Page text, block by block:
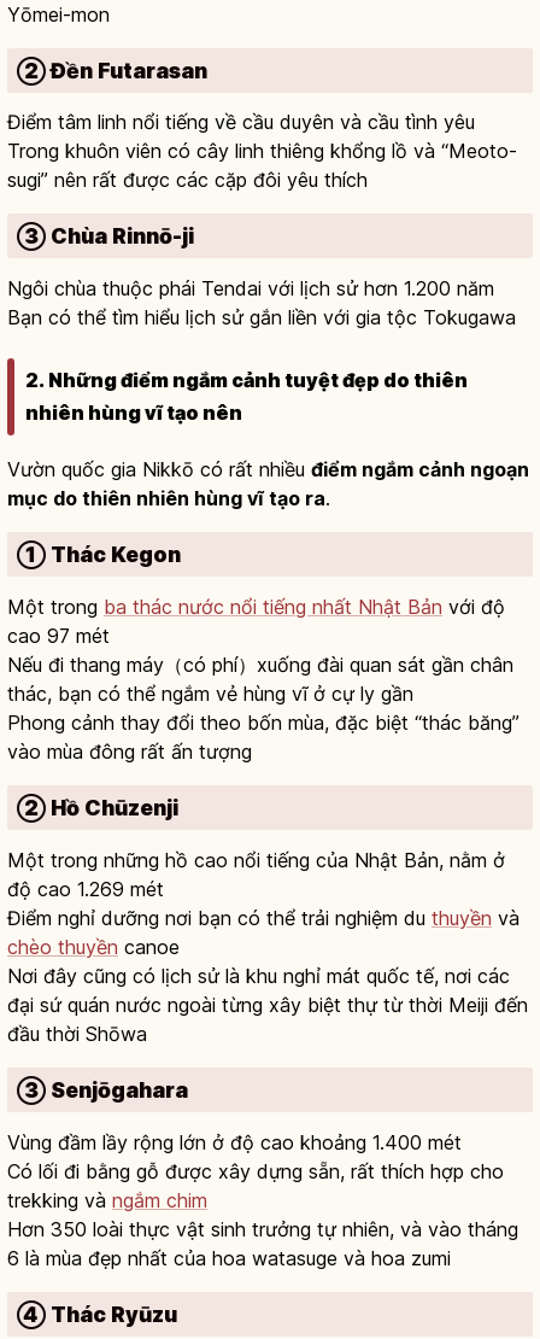
Yōmei-mon
② Đền Futarasan
Điểm tâm linh nổi tiếng về cầu duyên và cầu tình yêu
Trong khuôn viên có cây linh thiêng khổng lồ và “Meoto-
sugi” nên rất được các cặp đôi yêu thích
③ Chùa Rinnō-ji
Ngôi chùa thuộc phái Tendai với lịch sử hơn 1.200 năm
Bạn có thể tìm hiểu lịch sử gắn liền với gia tộc Tokugawa
2. Những điểm ngắm cảnh tuyệt đẹp do thiên
nhiên hùng vĩ tạo nên
Vườn quốc gia Nikkō có rất nhiều điểm ngắm cảnh ngoạn
mục do thiên nhiên hùng vĩ tạo ra.
① Thác Kegon
Một trong ba thác nước nổi tiếng nhất Nhật Bản với độ
cao 97 mét
Nếu đi thang máy（có phí）xuống đài quan sát gần chân
thác, bạn có thể ngắm vẻ hùng vĩ ở cự ly gần
Phong cảnh thay đổi theo bốn mùa, đặc biệt “thác băng”
vào mùa đông rất ấn tượng
② Hồ Chūzenji
Một trong những hồ cao nổi tiếng của Nhật Bản, nằm ở
độ cao 1.269 mét
Điểm nghỉ dưỡng nơi bạn có thể trải nghiệm du thuyền và
chèo thuyền canoe
Nơi đây cũng có lịch sử là khu nghỉ mát quốc tế, nơi các
đại sứ quán nước ngoài từng xây biệt thự từ thời Meiji đến
đầu thời Shōwa
③ Senjōgahara
Vùng đầm lầy rộng lớn ở độ cao khoảng 1.400 mét
Có lối đi bằng gỗ được xây dựng sẵn, rất thích hợp cho
trekking và ngắm chim
Hơn 350 loài thực vật sinh trưởng tự nhiên, và vào tháng
6 là mùa đẹp nhất của hoa watasuge và hoa zumi
④ Thác Ryūzu